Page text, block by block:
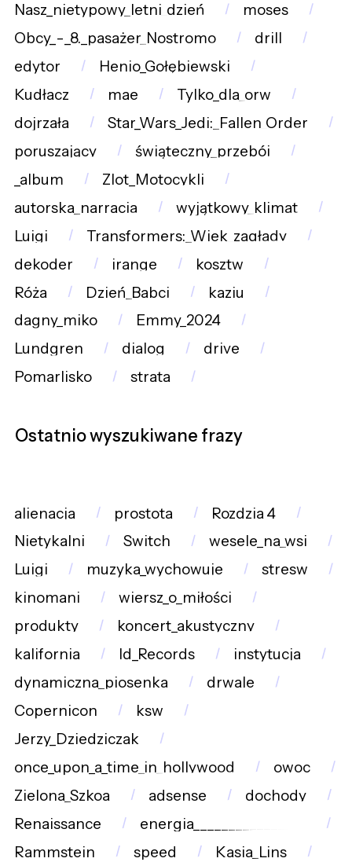
Nasz_nietypowy_letni_dzień
moses
Obcy_-_8._pasażer_Nostromo
drill
edytor
Henio_Gołębiewski
Kudłacz
mae
Tylko_dla_orw
dojrzała
Star_Wars_Jedi:_Fallen_Order
poruszający
świąteczny_przebój
_album
Zlot_Motocykli
autorska_narracja
wyjątkowy_klimat
Luigi
Transformers:_Wiek_zagłady
dekoder
irange
kosztw
Róża
Dzień_Babci
kaziu
dagny_miko
Emmy_2024
Lundgren
dialog
drive
Pomarlisko
strata
Ostatnio wyszukiwane frazy
alienacja prostota
Rozdzia_4
Nietykalni
Switch
wesele_na_wsi
Luigi
muzyka_wychowuje
stresw
kinomani
wiersz_o_miłości
produkty
koncert_akustyczny
kalifornia
Id_Records
instytucja
dynamiczna_piosenka
drwale
Copernicon
ksw
Jerzy_Dziedziczak
once_upon_a_time_in_hollywood
owoc
Zielona_Szkoa
adsense
dochody
Renaissance
energia________________
Rammstein
speed
Kasia_Lins